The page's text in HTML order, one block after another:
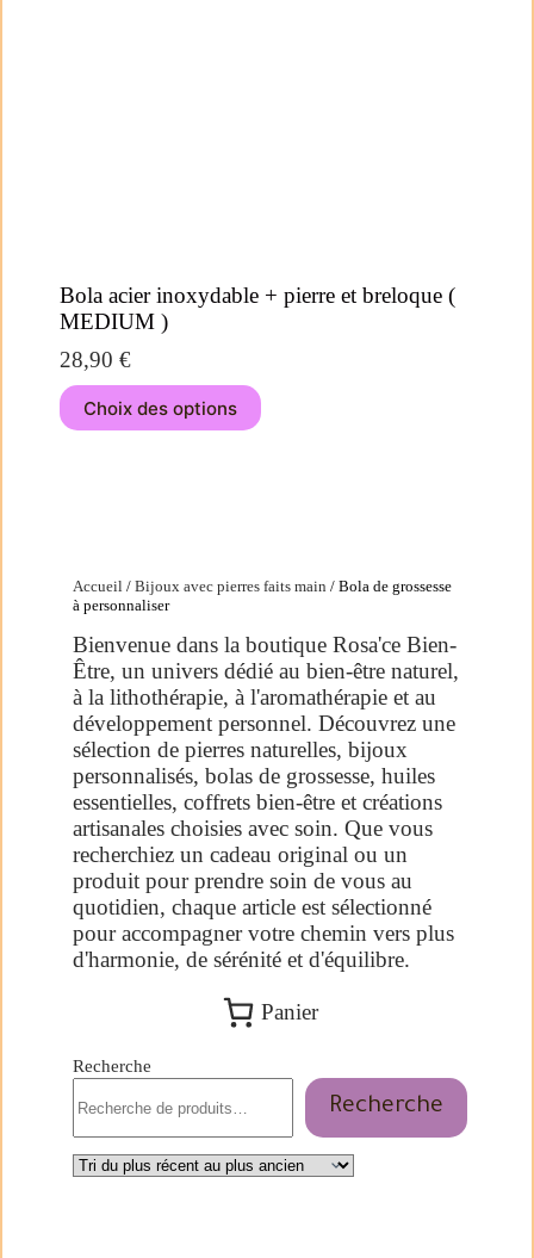
Bola acier inoxydable + pierre et breloque (
MEDIUM )
28,90 €
Choix des options
Accueil / Bijoux avec pierres faits main / Bola de grossesse
à personnaliser
Bienvenue dans la boutique Rosa'ce Bien-
Être, un univers dédié au bien-être naturel,
à la lithothérapie, à l'aromathérapie et au
développement personnel. Découvrez une
sélection de pierres naturelles, bijoux
personnalisés, bolas de grossesse, huiles
essentielles, coffrets bien-être et créations
artisanales choisies avec soin. Que vous
recherchiez un cadeau original ou un
produit pour prendre soin de vous au
quotidien, chaque article est sélectionné
pour accompagner votre chemin vers plus
d'harmonie, de sérénité et d'équilibre.
Panier
Recherche
Recherche